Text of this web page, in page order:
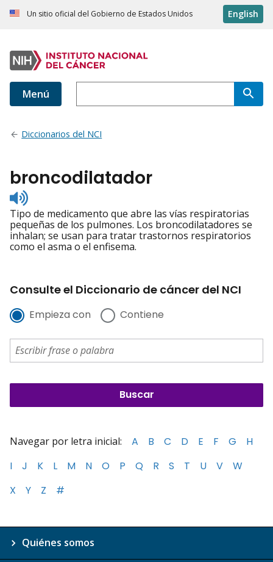
Un sitio oficial del Gobierno de Estados Unidos English
Menú
Diccionarios del NCI
broncodilatador
Listen
to
pronunciation
Tipo de medicamento que abre las vías respiratorias
pequeñas de los pulmones. Los broncodilatadores se
inhalan; se usan para tratar trastornos respiratorios
como el asma o el enfisema.
Consulte el Diccionario de cáncer del NCI
Empieza con Contiene
Navegar por letra inicial: A B C D E F G
H
I
J K L M N O P Q R S T U V
W
X
Y Z #
Quiénes somos